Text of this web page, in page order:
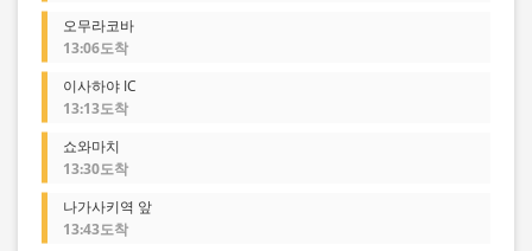
오무라코바
13:06도착
이사하야 IC
13:13도착
쇼와마치
13:30도착
나가사키역 앞
13:43도착